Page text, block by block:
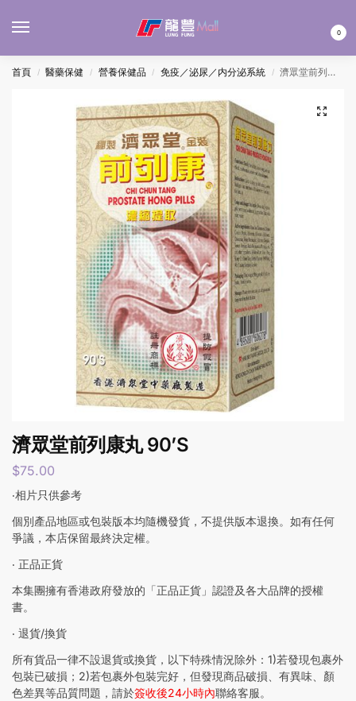
0
首頁 / 醫藥保健 / 營養保健品 / 免疫／泌尿／内分泌系統 / 濟眾堂前列康丸 90’S
濟眾堂前列康丸 90’S
$75.00
‧相片只供參考
個別產品地區或包裝版本均隨機發貨，不提供版本退換。如有任何
爭議，本店保留最終決定權。
‧ 正品正貨
本集團擁有香港政府發放的「正品正貨」認證及各大品牌的授權
書。
‧ 退貨/換貨
所有貨品一律不設退貨或換貨，以下特殊情況除外：1)若發現包裹外
包裝已破損；2)若包裹外包裝完好，但發現商品破損、有異味、顏
色差異等品質問題，請於簽收後24小時內聯絡客服。